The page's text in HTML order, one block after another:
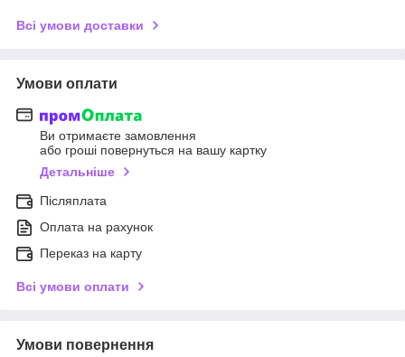
Всі умови доставки
Умови оплати
Ви отримаєте замовлення
або гроші повернуться на вашу картку
Детальніше
Післяплата
Оплата на рахунок
Переказ на карту
Всі умови оплати
Умови повернення